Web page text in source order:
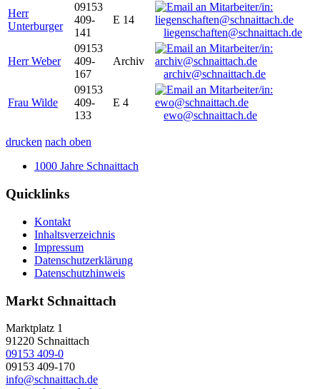
Herr
Unterburger
09153
409-
141
E 14
liegenschaften@schnaittach.de
Herr Weber
09153
409-
167
Archiv
archiv@schnaittach.de
Frau Wilde
09153
409-
133
E 4
ewo@schnaittach.de
drucken nach oben
1000 Jahre Schnaittach
Quicklinks
Kontakt
Inhaltsverzeichnis
Impressum
Datenschutzerklärung
Datenschutzhinweis
Markt Schnaittach
Marktplatz 1
91220 Schnaittach
09153 409-0
09153 409-170
info@schnaittach.de